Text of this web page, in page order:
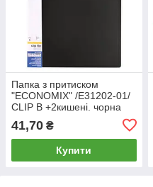
Папка з притиском
"ECONOMIX" /Е31202-01/
СLIP B +2кишені. чорна
41,70 ₴
Купити